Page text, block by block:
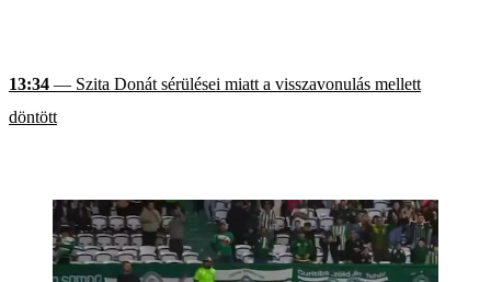
13:34 — Szita Donát sérülései miatt a visszavonulás mellett
döntött